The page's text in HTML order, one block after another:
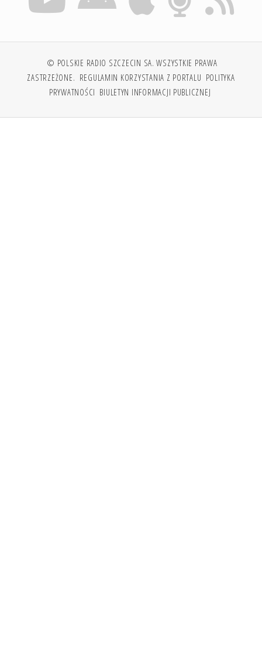
© POLSKIE RADIO SZCZECIN SA. WSZYSTKIE PRAWA
ZASTRZEŻONE. REGULAMIN KORZYSTANIA Z PORTALU POLITYKA
PRYWATNOŚCI BIULETYN INFORMACJI PUBLICZNEJ